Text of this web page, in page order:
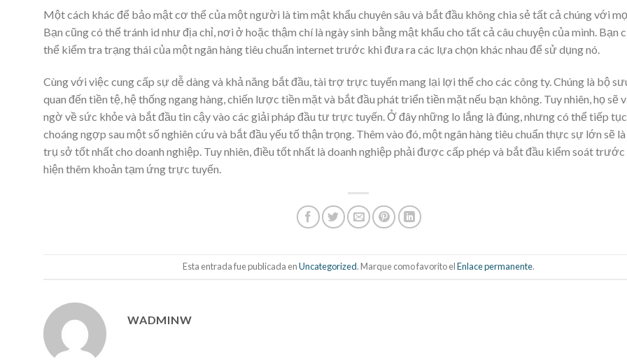
Một cách khác để bảo mật cơ thể của một người là tìm mật khẩu chuyên sâu và bắt đầu không chia sẻ tất cả chúng với
Bạn cũng có thể tránh id như địa chỉ, nơi ở hoặc thậm chí là ngày sinh bằng mật khẩu cho tất cả câu chuyện của mình. Bạn
thể kiểm tra trạng thái của một ngân hàng tiêu chuẩn internet trước khi đưa ra các lựa chọn khác nhau để sử dụng nó.
Cùng với việc cung cấp sự dễ dàng và khả năng bắt đầu, tài trợ trực tuyến mang lại lợi thế cho các công ty. Chúng là bộ
quan đến tiền tệ, hệ thống ngang hàng, chiến lược tiền mặt và bắt đầu phát triển tiền mặt nếu bạn không. Tuy nhiên, họ sẽ
ngờ về sức khỏe và bắt đầu tin cậy vào các giải pháp đầu tư trực tuyến. Ở đây những lo lắng là đúng, nhưng có thể tiếp
choáng ngợp sau một số nghiên cứu và bắt đầu yếu tố thận trọng. Thêm vào đó, một ngân hàng tiêu chuẩn thực sự lớn sẽ
trụ sở tốt nhất cho doanh nghiệp. Tuy nhiên, điều tốt nhất là doanh nghiệp phải được cấp phép và bắt đầu kiểm soát
hiện thêm khoản tạm ứng trực tuyến.
Esta entrada fue publicada enUncategorized. Marque como favorito elEnlace permanente.
WADMINW